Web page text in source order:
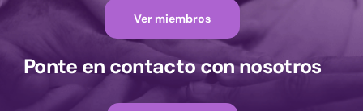
Ver miembros
Ponte en contacto con nosotros